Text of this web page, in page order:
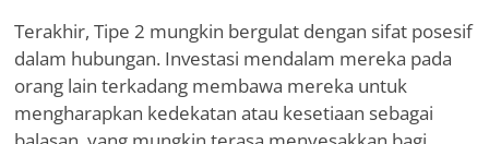
Terakhir, Tipe 2 mungkin bergulat dengan sifat posesif
dalam hubungan. Investasi mendalam mereka pada
orang lain terkadang membawa mereka untuk
mengharapkan kedekatan atau kesetiaan sebagai